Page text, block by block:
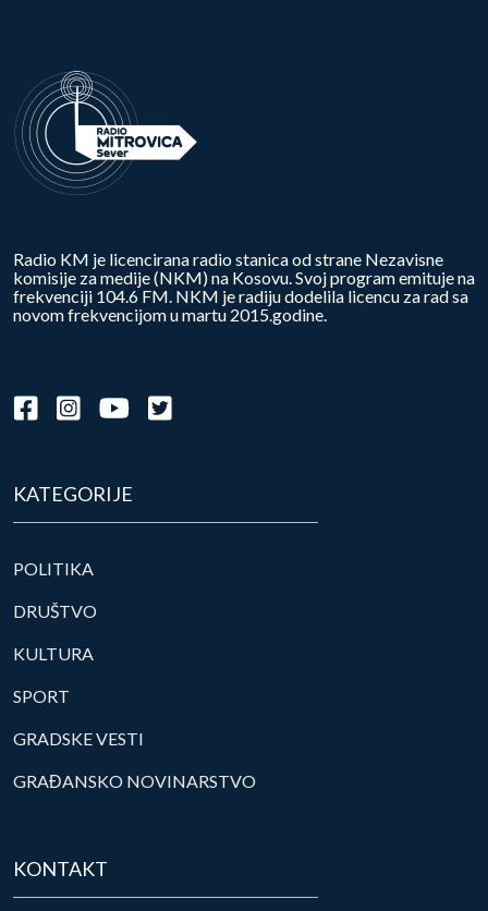
Radio KM je licencirana radio stanica od strane Nezavisne
komisije za medije (NKM) na Kosovu. Svoj program emituje na
frekvenciji 104.6 FM. NKM je radiju dodelila licencu za rad sa
novom frekvencijom u martu 2015.godine.
KATEGORIJE
POLITIKA
DRUŠTVO
KULTURA
SPORT
GRADSKE VESTI
GRAĐANSKO NOVINARSTVO
KONTAKT